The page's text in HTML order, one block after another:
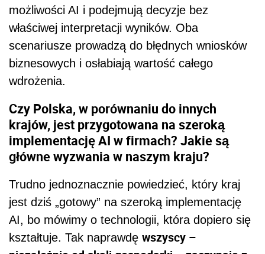
możliwości AI i podejmują decyzje bez
właściwej interpretacji wyników. Oba
scenariusze prowadzą do błędnych wniosków
biznesowych i osłabiają wartość całego
wdrożenia.
Czy Polska, w porównaniu do innych
krajów, jest przygotowana na szeroką
implementację AI w firmach? Jakie są
główne wyzwania w naszym kraju?
Trudno jednoznacznie powiedzieć, który kraj
jest dziś „gotowy” na szeroką implementację
AI, bo mówimy o technologii, która dopiero się
kształtuje. Tak naprawdę wszyscy –